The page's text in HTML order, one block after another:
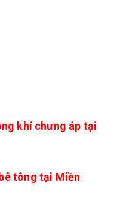
khí chưng áp tại
tông tại Miền